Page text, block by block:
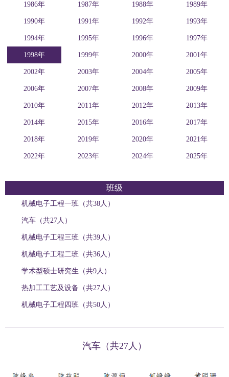
1986年 1987年 1988年 1989年
1990年 1991年 1992年 1993年
1994年 1995年 1996年 1997年
1998年 1999年 2000年 2001年
2002年 2003年 2004年 2005年
2006年 2007年 2008年 2009年
2010年 2011年 2012年 2013年
2014年 2015年 2016年 2017年
2018年 2019年 2020年 2021年
2022年 2023年 2024年 2025年
班级
机械电子工程一班（共38人）
汽车（共27人）
机械电子工程三班（共39人）
机械电子工程二班（共36人）
学术型硕士研究生（共9人）
热加工工艺及设备（共27人）
机械电子工程四班（共50人）
汽车（共27人）